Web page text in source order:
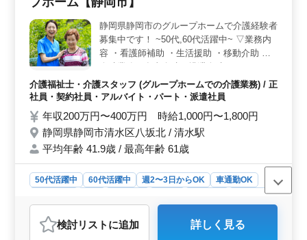
す。特養での経験がある方は条件面で優遇されます。週
3〜6日の勤務で、月曜から日曜まで柔軟なシフト制が採
用されています。 ＜働きやすい環境を整えています
＞ 福祉施設の運営を行う企業で、平均年齢は42.1歳で
す。男性2：女性8の比率で、女性も多く活躍していま
す。看護師室や設備が整った環境で、安心して業務に取
り組むことができます。
静岡県静岡市のグループホームで介護経験者
募集中です！ ~50代,60代活躍中~ ▽業務内
容 ・看護師補助 ・生活援助 ・移動介助 ・
ービス利用者の家族との相談、助言 ・身体
機能の維持・回復サポート ▽備考 ・シフト
通費実費支給 ・車出勤可能 経験がない業務
でも気さくに聞ける環境です◎ 皆様のご応
募お待ちしております！
介護福祉士・介護スタッフ (グループホームでの介護業務) / 正
社員・契約社員・アルバイト・パート・派遣社員
年収200万円〜400万円 時給1,000円〜1,800円
静岡県静岡市清水区八坂北 / 清水駅
平均年齢 41.9歳 / 最高年齢 61歳
50代活躍中 60代活躍中 週2〜3日からOK
車通勤OK
派遣社員
介護福祉士・介護スタッフ
おすすめポイント
検討リスト に追加 詳しく見る